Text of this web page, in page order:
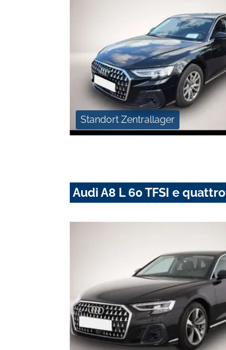
Standort Zentrallager
Audi A8 L 60 TFSI e quattro